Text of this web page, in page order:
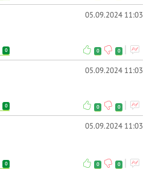
05.09.2024 11:03
0 0 0
05.09.2024 11:03
0 0 0
05.09.2024 11:03
0 0 0